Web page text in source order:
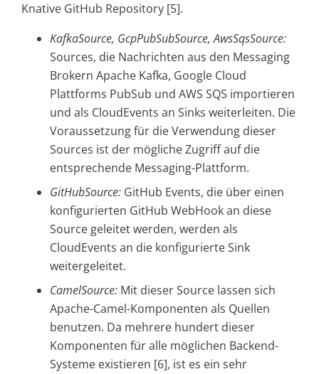
Knative GitHub Repository [5].
KafkaSource, GcpPubSubSource, AwsSqsSource:
Sources, die Nachrichten aus den Messaging
Brokern Apache Kafka, Google Cloud
Plattforms PubSub und AWS SQS importieren
und als CloudEvents an Sinks weiterleiten. Die
Voraussetzung für die Verwendung dieser
Sources ist der mögliche Zugriff auf die
entsprechende Messaging-Plattform.
GitHubSource: GitHub Events, die über einen
konfigurierten GitHub WebHook an diese
Source geleitet werden, werden als
CloudEvents an die konfigurierte Sink
weitergeleitet.
CamelSource: Mit dieser Source lassen sich
Apache-Camel-Komponenten als Quellen
benutzen. Da mehrere hundert dieser
Komponenten für alle möglichen Backend-
Systeme existieren [6], ist es ein sehr